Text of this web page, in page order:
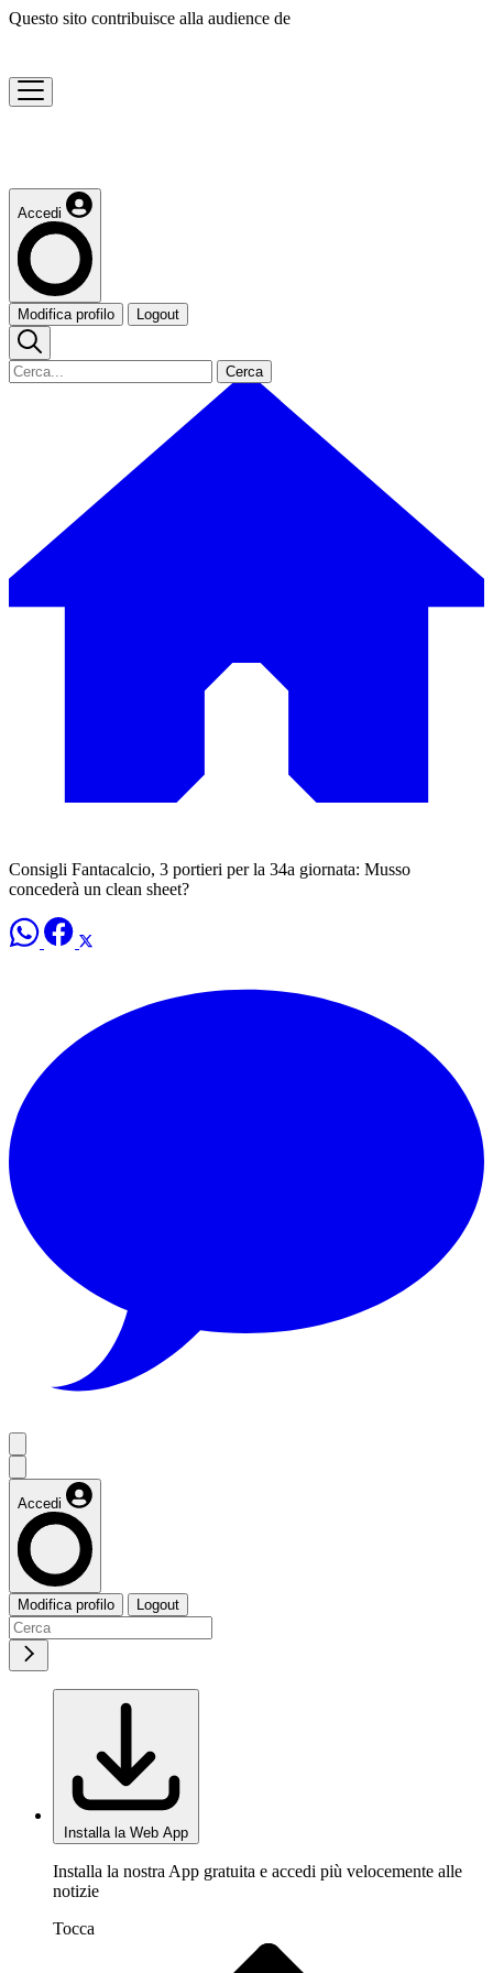
Questo sito contribuisce alla audience de
Accedi
Modifica profilo Logout
Cerca
Consigli Fantacalcio, 3 portieri per la 34a giornata: Musso
concederà un clean sheet?
Accedi
Modifica profilo Logout
Installa la Web App
Installa la nostra App gratuita e accedi più velocemente alle
notizie
Tocca